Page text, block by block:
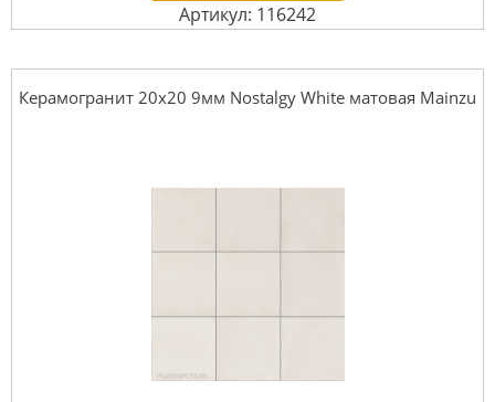
Артикул: 116242
Керамогранит 20x20 9мм Nostalgy White матовая Mainzu